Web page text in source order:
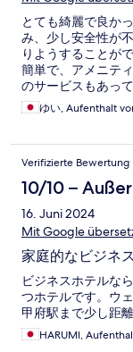
とても綺麗で良か
み、少し安全性が
りようすることが
簡単で、アメニテ
のサービスもあっ
ゆい, Aufenthalt
Verifizierte Bewertung
10/10 –
16. Juni 2024
Mit Google
家庭的なビジネ
ビジネスホテルな
つホテルです。ウ
甲府駅まで少し距
HARUMI,